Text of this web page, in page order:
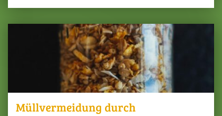
Müllvermeidung durch